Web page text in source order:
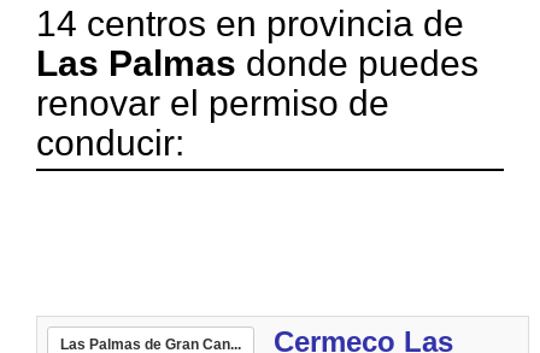
14 centros en provincia de
Las Palmas donde puedes
renovar el permiso de
conducir:
Las Palmas de Gran Can...
Cermeco Las